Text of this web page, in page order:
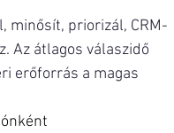
minősít, priorizál, CRM-
Az átlagos válaszidő
erőforrás a magas